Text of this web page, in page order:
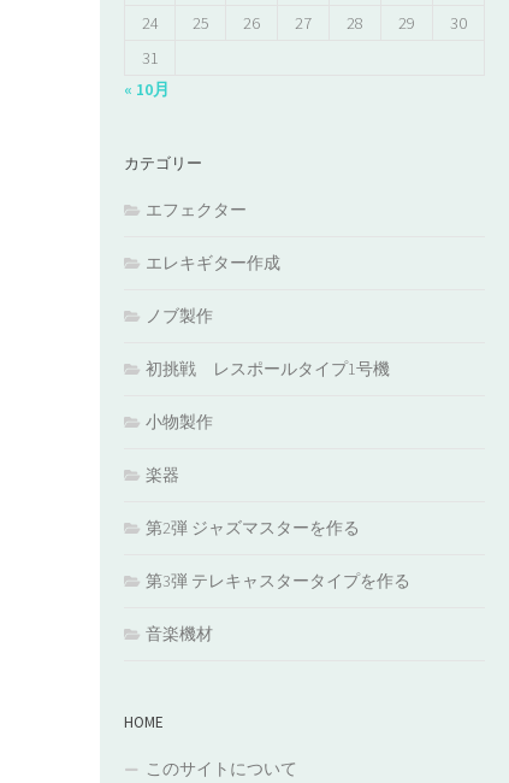
24
25 26 27 28 29
30
31
« 10月
カテゴリー
エフェクター
エレキギター作成
ノブ製作
初挑戦 レスポールタイプ1号機
小物製作
楽器
第2弾 ジャズマスターを作る
第3弾 テレキャスタータイプを作る
音楽機材
HOME
このサイトについて